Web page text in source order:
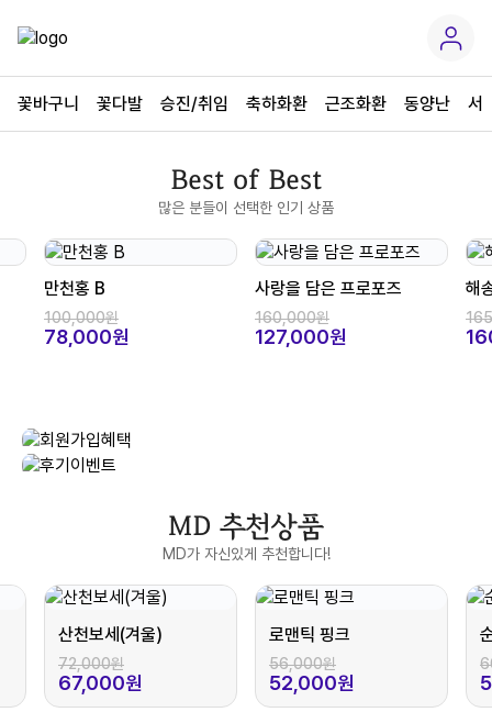
꽃바구니 꽃다발 승진/취임 축하화환 근조화환 동양난 서
Best of Best
많은 분들이 선택한 인기 상품
만천홍 B
100,000원
78,000원
사랑을 담은 프로포즈
160,000원
127,000원
해
MD 추천상품
MD가 자신있게 추천합니다!
산천보세(겨울)
72,000원
67,000원
로맨틱 핑크
56,000원
52,000원